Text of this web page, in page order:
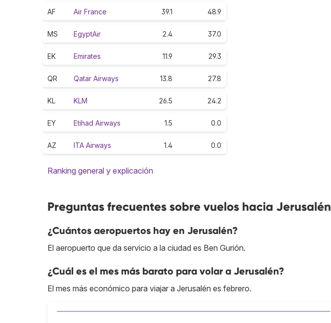
AF Air France 39.1 48.9
MS EgyptAir 2.4 37.0
EK Emirates 11.9 29.3
QR Qatar Airways 13.8 27.8
KL KLM 26.5 24.2
EY Etihad Airways 1.5 0.0
AZ ITA Airways 1.4 0.0
Ranking general y explicación
Preguntas frecuentes sobre vuelos hacia Jerusalén
¿Cuántos aeropuertos hay en Jerusalén?
El aeropuerto que da servicio a la ciudad es Ben Gurión.
¿Cuál es el mes más barato para volar a Jerusalén?
El mes más económico para viajar a Jerusalén es febrero.